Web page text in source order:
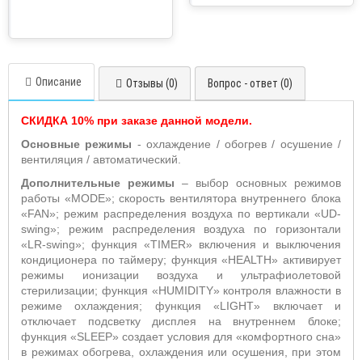
Описание Отзывы (0) Вопрос - ответ (0)
СКИДКА 10% при заказе данной модели.
Основные режимы - охлаждение / обогрев / осушение /
вентиляция / автоматический.
Дополнительные режимы – выбор основных режимов
работы «MODE»;скорость вентилятора внутреннего блока
«FAN»; режим распределения воздуха по вертикали «UD-
swing»; режим распределения воздуха по горизонтали
«LR-swing»; функция «TIMER» включения и выключения
кондиционера по таймеру; функция «HEALTH» активирует
режимы ионизации воздуха и ультрафиолетовой
стерилизации; функция «HUMIDITY» контроля влажности в
режиме охлаждения; функция «LIGHT» включает и
отключает подсветку дисплея на внутреннем блоке;
функция «SLEEP» создает условия для «комфортного сна»
в режимах обогрева, охлаждения или осушения, при этом